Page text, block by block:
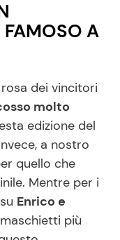
A
dei vincitori
molto
edizione del
a nostro
quello che
Mentre per i
Enrico e
più